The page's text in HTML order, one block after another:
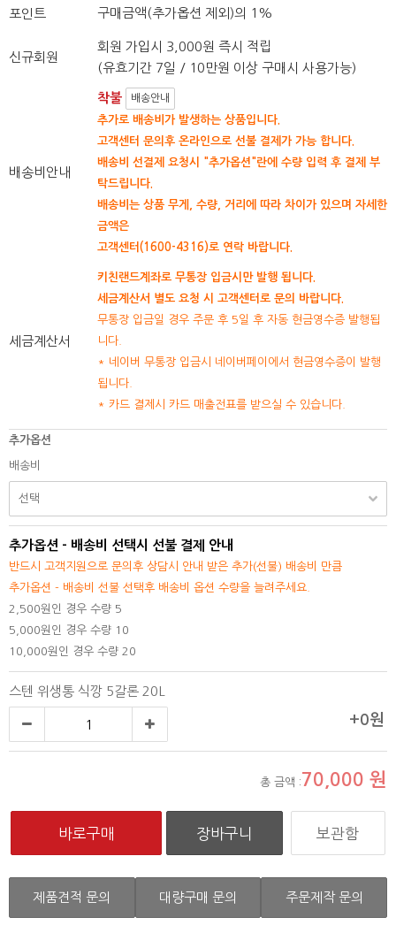
포인트 구매금액(추가옵션 제외)의 1%
신규회원
회원 가입시 3,000원 즉시 적립
(유효기간 7일 / 10만원 이상 구매시 사용가능)
배송비안내
착불 배송안내
추가로 배송비가 발생하는 상품입니다.
고객센터 문의후 온라인으로 선불 결제가 가능 합니다.
배송비 선결제 요청시 "추가옵션"란에 수량 입력 후 결제 부
탁드립니다.
배송비는 상품 무게, 수량, 거리에 따라 차이가 있으며 자세한
금액은
고객센터(1600-4316)로 연락 바랍니다.
세금계산서
키친랜드계좌로 무통장 입금시만 발행 됩니다.
세금계산서 별도 요청 시 고객센터로 문의 바랍니다.
무통장 입금일 경우 주문 후 5일 후 자동 현금영수증 발행됩
니다.
* 네이버 무통장 입금시 네이버페이에서 현금영수증이 발행
됩니다.
* 카드 결제시 카드 매출전표를 받으실 수 있습니다.
추가옵션
배송비
추가옵션 - 배송비 선택시 선불 결제 안내
반드시 고객지원으로 문의후 상담시 안내 받은 추가(선불) 배송비 만큼
추가옵션 - 배송비 선불 선택후 배송비 옵션 수량을 늘려주세요.
2,500원인 경우 수량 5
5,000원인 경우 수량 10
10,000원인 경우 수량 20
스텐 위생통 식깡 5갈론 20L
+0원
총 금액 :70,000 원
보관함
제품견적 문의 대량구매 문의 주문제작 문의